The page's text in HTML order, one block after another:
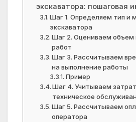
экскаватора: пошаговая
Шаг 1. Определяем тип и
экскаватора
Шаг 2. Оцениваем объем
работ
Шаг 3. Рассчитываем
на выполнение работы
Пример
Шаг 4. Учитываем
техническое
Шаг 5. Рассчитываем
оператора